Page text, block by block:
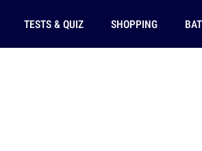
TESTS & QUIZ SHOPPING